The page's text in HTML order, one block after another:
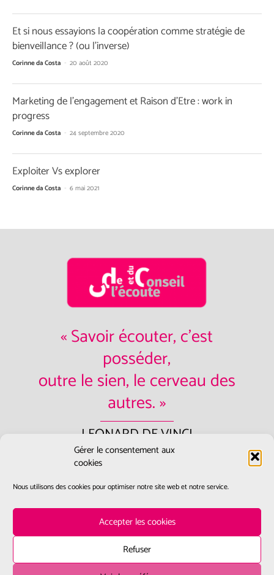
Gérer le consentement aux
cookies
Nous utilisons des cookies pour optimiser notre site web et notre service.
Accepter les cookies
Refuser
Et si nous essayions la coopération comme stratégie de
bienveillance ? (ou l’inverse)
Corinne da Costa - 20 août 2020
Marketing de l’engagement et Raison d’Etre : work in
progress
Corinne da Costa - 24 septembre 2020
Exploiter Vs explorer
Corinne da Costa - 6 mai 2021
« Savoir écouter, c'est
posséder,
outre le sien, le cerveau des
autres. »
LEONARD DE VINCI
Contactez-nous:accueil@ecoute-
Mentions légales Politique de cookies (UE)